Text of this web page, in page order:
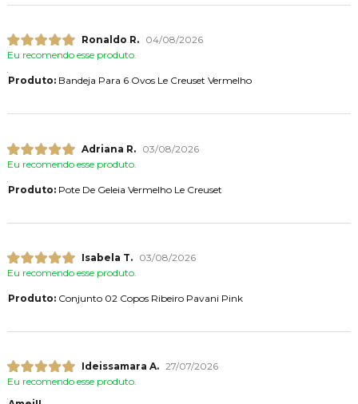
Ronaldo R.
04/08/2026
Eu recomendo esse produto.
Produto:Bandeja Para 6 Ovos Le Creuset Vermelho
Adriana R.
03/08/2026
Eu recomendo esse produto.
Produto:Pote De Geleia Vermelho Le Creuset
Isabela T.
03/08/2026
Eu recomendo esse produto.
Produto:Conjunto 02 Copos Ribeiro Pavani Pink
Ideissamara A. 27/07/2026
Eu recomendo esse produto.